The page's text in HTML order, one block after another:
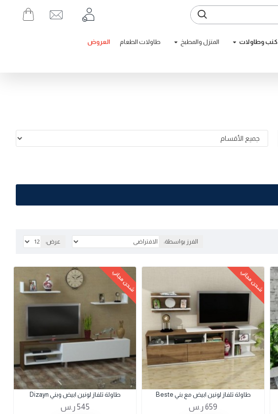
كنب وطاوﻻت المنزل والمطبخ طاولات الطعام العروض
الفرز بواسطة: عرض:
شحن مجاني
طاولة تلفاز لونين ابيض مع بني Beste
659 ر.س
شحن مجاني
طاولة تلفاز لونين ابيض وبني Dizayn
545 ر.س